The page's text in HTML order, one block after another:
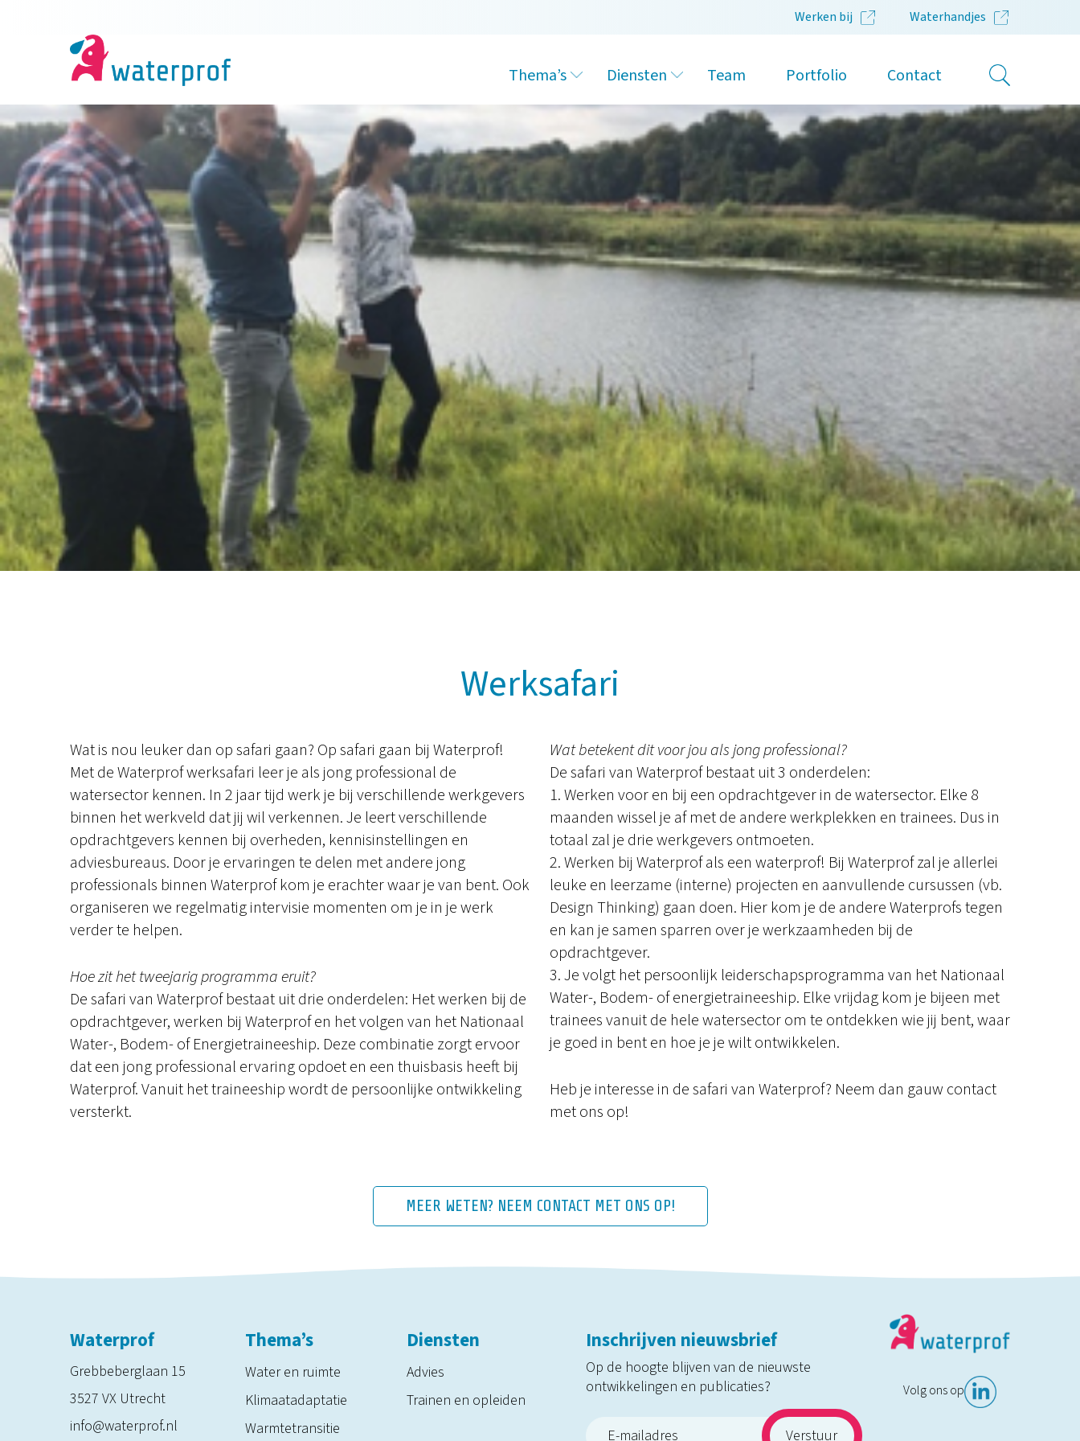
Werken bij Waterhandjes
Thema’s Diensten Team Portfolio Contact
Werksafari
Wat is nou leuker dan op safari gaan? Op safari gaan bij Waterprof!
Met de Waterprof werksafari leer je als jong professional de
watersector kennen. In 2 jaar tijd werk je bij verschillende werkgevers
binnen het werkveld dat jij wil verkennen. Je leert verschillende
opdrachtgevers kennen bij overheden, kennisinstellingen en
adviesbureaus. Door je ervaringen te delen met andere jong
professionals binnen Waterprof kom je erachter waar je van bent. Ook
organiseren we regelmatig intervisie momenten om je in je werk
verder te helpen.
Hoe zit het tweejarig programma eruit?
De safari van Waterprof bestaat uit drie onderdelen: Het werken bij de
opdrachtgever, werken bij Waterprof en het volgen van het Nationaal
Water-, Bodem- of Energietraineeship. Deze combinatie zorgt ervoor
dat een jong professional ervaring opdoet en een thuisbasis heeft bij
Waterprof. Vanuit het traineeship wordt de persoonlijke ontwikkeling
versterkt.
Wat betekent dit voor jou als jong professional?
De safari van Waterprof bestaat uit 3 onderdelen:
1. Werken voor en bij een opdrachtgever in de watersector. Elke 8
maanden wissel je af met de andere werkplekken en trainees. Dus in
totaal zal je drie werkgevers ontmoeten.
2. Werken bij Waterprof als een waterprof! Bij Waterprof zal je allerlei
leuke en leerzame (interne) projecten en aanvullende cursussen (vb.
Design Thinking) gaan doen. Hier kom je de andere Waterprofs tegen
en kan je samen sparren over je werkzaamheden bij de
opdrachtgever.
3. Je volgt het persoonlijk leiderschapsprogramma van het Nationaal
Water-, Bodem- of energietraineeship. Elke vrijdag kom je bijeen met
trainees vanuit de hele watersector om te ontdekken wie jij bent, waar
je goed in bent en hoe je je wilt ontwikkelen.
Heb je interesse in de safari van Waterprof? Neem dan gauw contact
met ons op!
MEER WETEN? NEEM CONTACT MET ONS OP!
Waterprof
Grebbeberglaan 15
3527 VX Utrecht
info@waterprof.nl
Thema’s
Water en ruimte
Klimaatadaptatie
Warmtetransitie
Diensten
Advies
Trainen en opleiden
Inschrijven nieuwsbrief
Op de hoogte blijven van de nieuwste
ontwikkelingen en publicaties?
Volg ons op